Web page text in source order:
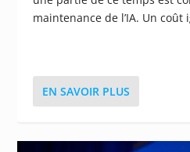
maintenance de l’IA. Un coût
EN SAVOIR PLUS